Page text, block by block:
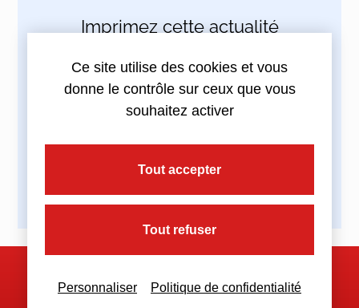
Imprimez cette actualité
Nous contacter
Ce site utilise des cookies et vous
donne le contrôle sur ceux que vous
souhaitez activer
Tout accepter
Tout refuser
Personnaliser Politique de confidentialité